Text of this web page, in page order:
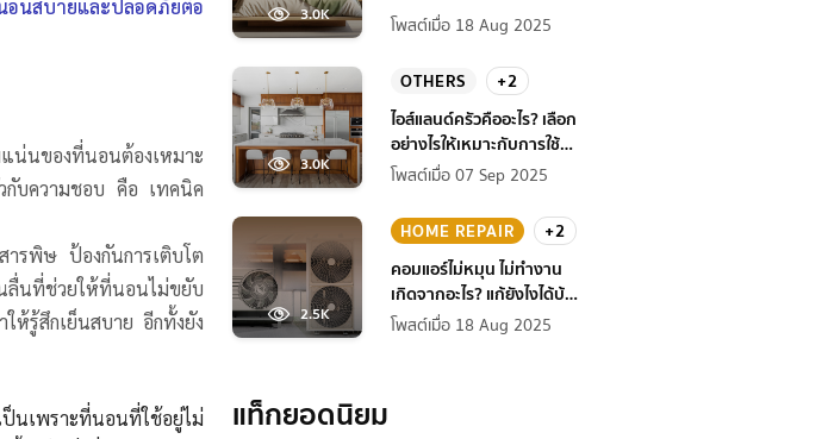
สบายและปลอดภัยต่อ
น่นของที่นอนต้องเหมาะ
กับความชอบ คือ เทคนิค
รพิษ ป้องกันการเติบโต
ลื่นที่ช่วยให้ที่นอนไม่ขยับ
ห้รู้สึกเย็นสบาย อีกทั้งยัง
นเพราะที่นอนที่ใช้อยู่ไม่
3.0K
สุขภาพดียิ่งกว่าเดิม
โพสต์เมื่อ 18 Aug 2025
3.0K
OTHERS
+2
ไอส์แลนด์ครัวคืออะไร? เลือก
อย่างไรให้เหมาะกับการใช้
งานที่บ้าน
โพสต์เมื่อ 07 Sep 2025
2.5K
HOME REPAIR
+2
คอมแอร์ไม่หมุน ไม่ทํางาน
เกิดจากอะไร? แก้ยังไงได้บ้าง
ก่อนแอร์พัง!
โพสต์เมื่อ 18 Aug 2025
แท็กยอดนิยม